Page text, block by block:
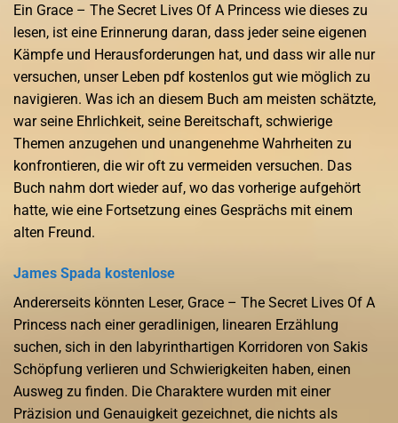
Ein Grace – The Secret Lives Of A Princess wie dieses zu
lesen, ist eine Erinnerung daran, dass jeder seine eigenen
Kämpfe und Herausforderungen hat, und dass wir alle nur
versuchen, unser Leben pdf kostenlos gut wie möglich zu
navigieren. Was ich an diesem Buch am meisten schätzte,
war seine Ehrlichkeit, seine Bereitschaft, schwierige
Themen anzugehen und unangenehme Wahrheiten zu
konfrontieren, die wir oft zu vermeiden versuchen. Das
Buch nahm dort wieder auf, wo das vorherige aufgehört
hatte, wie eine Fortsetzung eines Gesprächs mit einem
alten Freund.
James Spada kostenlose
Andererseits könnten Leser, Grace – The Secret Lives Of A
Princess nach einer geradlinigen, linearen Erzählung
suchen, sich in den labyrinthartigen Korridoren von Sakis
Schöpfung verlieren und Schwierigkeiten haben, einen
Ausweg zu finden. Die Charaktere wurden mit einer
Präzision und Genauigkeit gezeichnet, die nichts als